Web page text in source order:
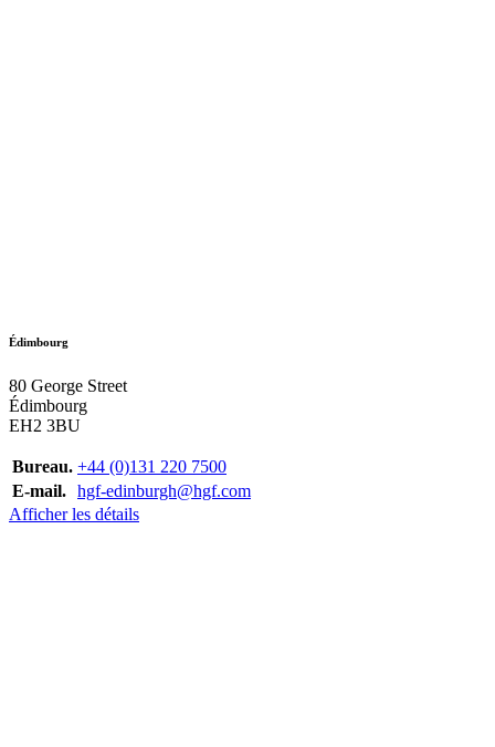
Édimbourg
80 George Street
Édimbourg
EH2 3BU
Bureau. +44 (0)131 220 7500
E-mail. hgf-edinburgh@hgf.com
Afficher les détails